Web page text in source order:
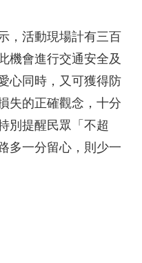
活動現場計有三百
機會進行交通安全及
心同時，又可獲得防
失的正確觀念，十分
別提醒民眾「不超
多一分留心，則少一